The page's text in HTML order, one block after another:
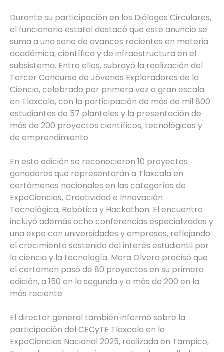
Durante su participación en los Diálogos Circulares,
el funcionario estatal destacó que este anuncio se
suma a una serie de avances recientes en materia
académica, científica y de infraestructura en el
subsistema. Entre ellos, subrayó la realización del
Tercer Concurso de Jóvenes Exploradores de la
Ciencia, celebrado por primera vez a gran escala
en Tlaxcala, con la participación de más de mil 800
estudiantes de 57 planteles y la presentación de
más de 200 proyectos científicos, tecnológicos y
de emprendimiento.
En esta edición se reconocieron 10 proyectos
ganadores que representarán a Tlaxcala en
certámenes nacionales en las categorías de
ExpoCiencias, Creatividad e Innovación
Tecnológica, Robótica y Hackathon. El encuentro
incluyó además ocho conferencias especializadas y
una expo con universidades y empresas, reflejando
el crecimiento sostenido del interés estudiantil por
la ciencia y la tecnología. Mora Olvera precisó que
el certamen pasó de 80 proyectos en su primera
edición, a 150 en la segunda y a más de 200 en la
más reciente.
El director general también informó sobre la
participación del CECyTE Tlaxcala en la
ExpoCiencias Nacional 2025, realizada en Tampico,